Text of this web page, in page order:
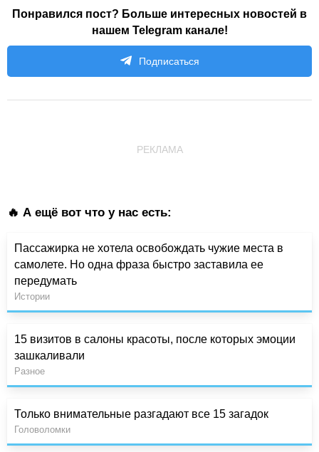
Понравился пост? Больше интересных новостей в
нашем Telegram канале!
Подписаться
РЕКЛАМА
🔥 А ещё вот что у нас есть:
Пассажирка не хотела освобождать чужие места в
самолете. Но одна фраза быстро заставила ее
передумать
Истории
15 визитов в салоны красоты, после которых эмоции
зашкаливали
Разное
Только внимательные разгадают все 15 загадок
Головоломки